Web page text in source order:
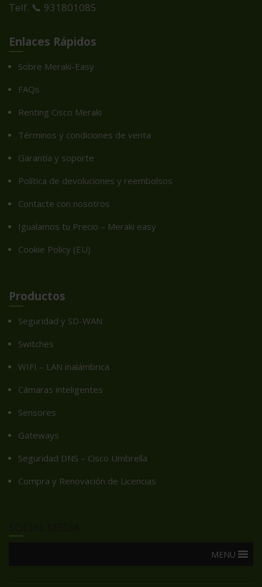
Telf. 📞 931801085
Enlaces Rápidos
Sobre Meraki-Easy
FAQs
Renting Cisco Meraki
Términos y condiciones de venta
Garantía y soporte
Política de devoluciones y reembolsos
Contacte con nosotros
Igualamos tu Precio – Meraki easy
Cookie Policy (EU)
Productos
Seguridad y SD-WAN
Switches
WIFI – LAN inalámbrica
Cámaras inteligentes
Sensores
Gateways
Seguridad DNS – Cisco Umbrella
Compra y Renovación de Licencias
MENU